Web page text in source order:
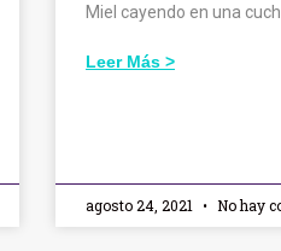
Miel cayendo en una
Leer Más >
agosto 24, 2021 No hay